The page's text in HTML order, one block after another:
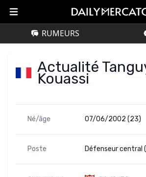
RUMEURS
Actualité
Kouassi
Né/âge 07/06/2002 (23)
Poste Défenseur central